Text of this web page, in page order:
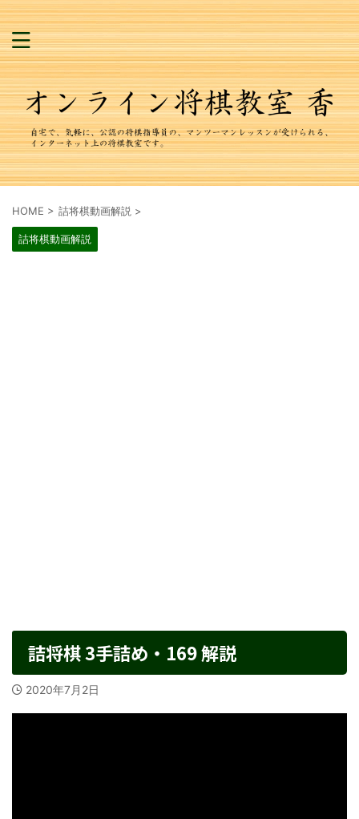
HOME > 詰将棋動画解説 >
詰将棋動画解説
詰将棋 3手詰め・169 解説
2020年7月2日